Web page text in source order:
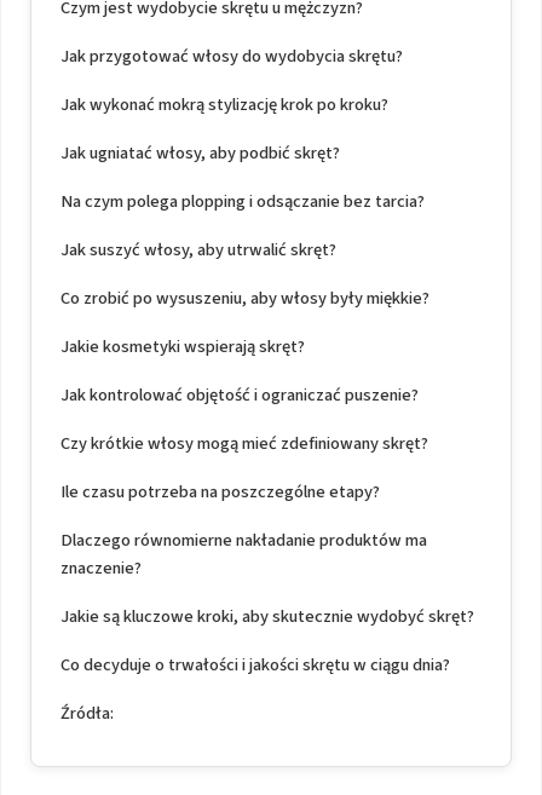
Czym jest wydobycie skrętu u mężczyzn?
Jak przygotować włosy do wydobycia skrętu?
Jak wykonać mokrą stylizację krok po kroku?
Jak ugniatać włosy, aby podbić skręt?
Na czym polega plopping i odsączanie bez tarcia?
Jak suszyć włosy, aby utrwalić skręt?
Co zrobić po wysuszeniu, aby włosy były miękkie?
Jakie kosmetyki wspierają skręt?
Jak kontrolować objętość i ograniczać puszenie?
Czy krótkie włosy mogą mieć zdefiniowany skręt?
Ile czasu potrzeba na poszczególne etapy?
Dlaczego równomierne nakładanie produktów ma
znaczenie?
Jakie są kluczowe kroki, aby skutecznie wydobyć skręt?
Co decyduje o trwałości i jakości skrętu w ciągu dnia?
Źródła: